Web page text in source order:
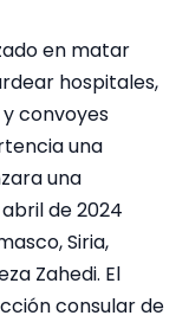
en matar
hospitales,
y convoyes
una
una
de 2024
Siria,
Zahedi. El
consular de